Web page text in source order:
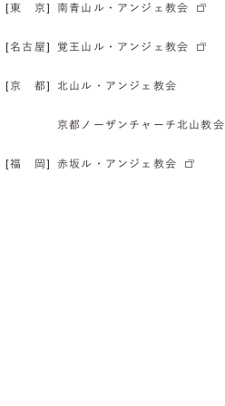
[東 京] 南青山ル・アンジェ教会
[名古屋] 覚王山ル・アンジェ教会
[京 都] 北山ル・アンジェ教会
京都ノーザンチャーチ北山教会
[福 岡] 赤坂ル・アンジェ教会